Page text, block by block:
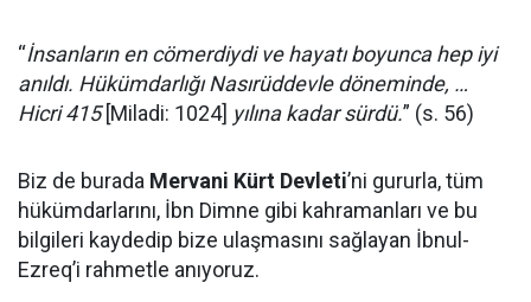
“İnsanların en cömerdiydi ve hayatı boyunca hep iyi
anıldı. Hükümdarlığı Nasırüddevle döneminde, …
Hicri 415[Miladi: 1024] yılına kadar sürdü.” (s. 56)
Biz de burada Mervani Kürt Devleti’ni gururla, tüm
hükümdarlarını, İbn Dimne gibi kahramanları ve bu
bilgileri kaydedip bize ulaşmasını sağlayan İbnul-
Ezreq’i rahmetle anıyoruz.